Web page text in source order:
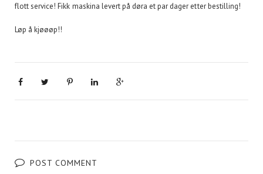
flott service! Fikk maskina levert på døra et par dager etter bestilling!
Løp å kjøøøp!!
POST COMMENT